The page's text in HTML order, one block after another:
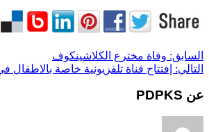
السابق: وفاة مخترع الكلاشينكوف
التالي: إفتتاح قناة تلفزيونية خاصة بالاطفال
عن PDPKS